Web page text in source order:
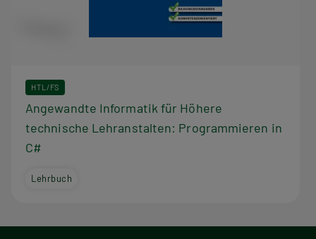
HTL/FS
Angewandte Informatik für Höhere
technische Lehranstalten: Programmieren in
C#
Lehrbuch